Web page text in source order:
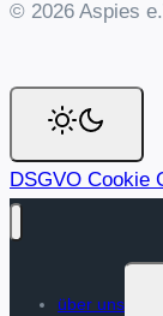
© 2026 Aspies
DSGVO Cookie
über uns